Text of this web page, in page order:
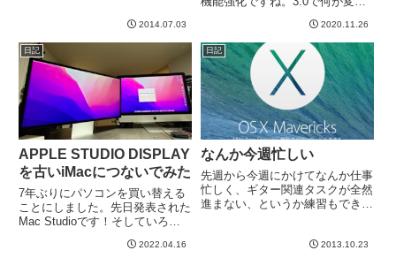
2014.07.03
こが一番まとまってます。当たり
前だけど。。。ざっと見て自分と
して嬉しいのは、アンプモデルに
プリンストンリバーブ...
2020.11.26
日記
APPLE STUDIO DISPLAY
を古いiMacにつないでみた
7年ぶりにパソコンを買い替える
ことにしました。先日発表された
Mac Studioです！そしていろい
Displayも導入。しかも２2022.04.16
日記
なんか今週忙しい
先週から今週にかけてなんか仕事
忙しく、ギター関連タスクが全然
進まない、というか練習もできて
そういえば、朝起きたらOSXの
2013.10.23